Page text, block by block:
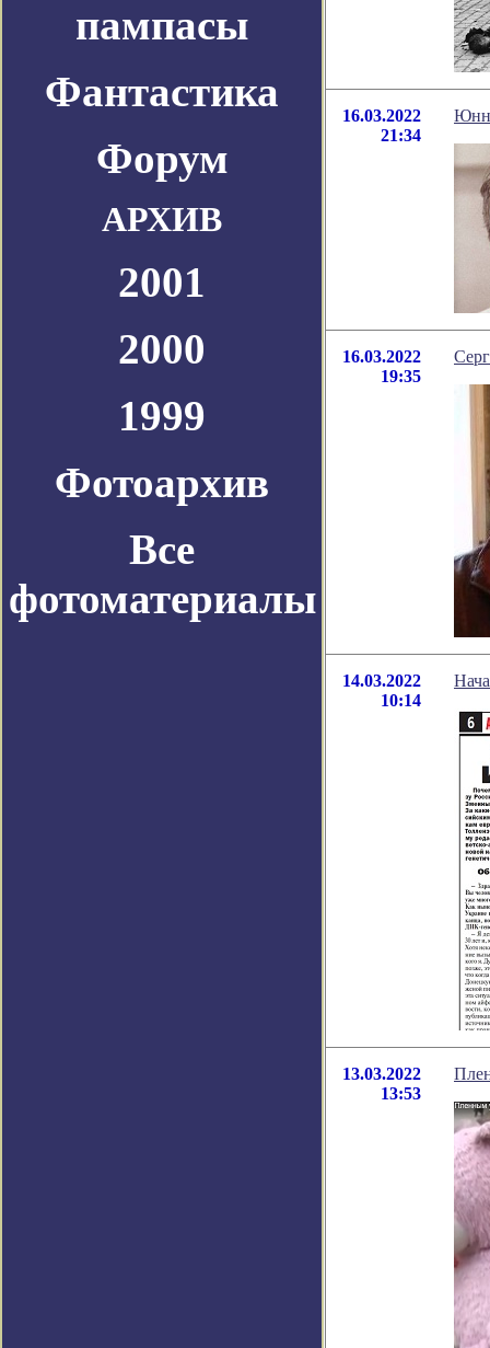
пампасы
Фантастика
Форум
АРХИВ
2001
2000
1999
Фотоархив
Все
фотоматериалы
16.03.2022
21:34
16.03.2022
19:35
14.03.2022
10:14
13.03.2022
13:53